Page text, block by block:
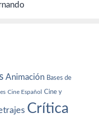
Animación Bases de
Cine Español Cine y
Crítica